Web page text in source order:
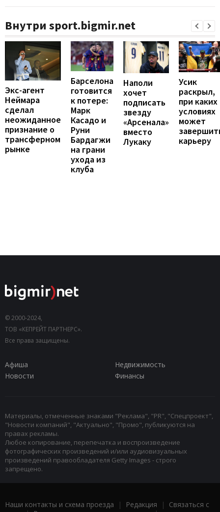
Внутри sport.bigmir.net
Экс-агент
Неймара
сделал
неожиданное
признание о
трансферном
рынке
Барселона
готовится
к потере:
Марк
Касадо и
Руни
Бардагжи
на грани
ухода из
клуба
Наполи
хочет
подписать
звезду
«Арсенала»
вместо
Лукаку
Усик
раскрыл,
при каких
условиях
может
карьеру
© 2000-2024,
ТОВ «КЕПРЕЙТ ПАРТНЕРС».
Все права защищены.
Афиша
Недвижимость
Новости
Финансы
Материалы, отмеченные знаками "Реклама", "PR", "Спецпроект",
"Новости компаний", "Актуально", "Промо", публикуются на
правах рекламы.
Любое копирование, перепечатка и воспроизведение
фотографических произведений и/или аудиовизуальных
произведений правообладателя Getty Images - строго
запрещено.
Наши контакты и схема проезда | Редакция | Связаться с